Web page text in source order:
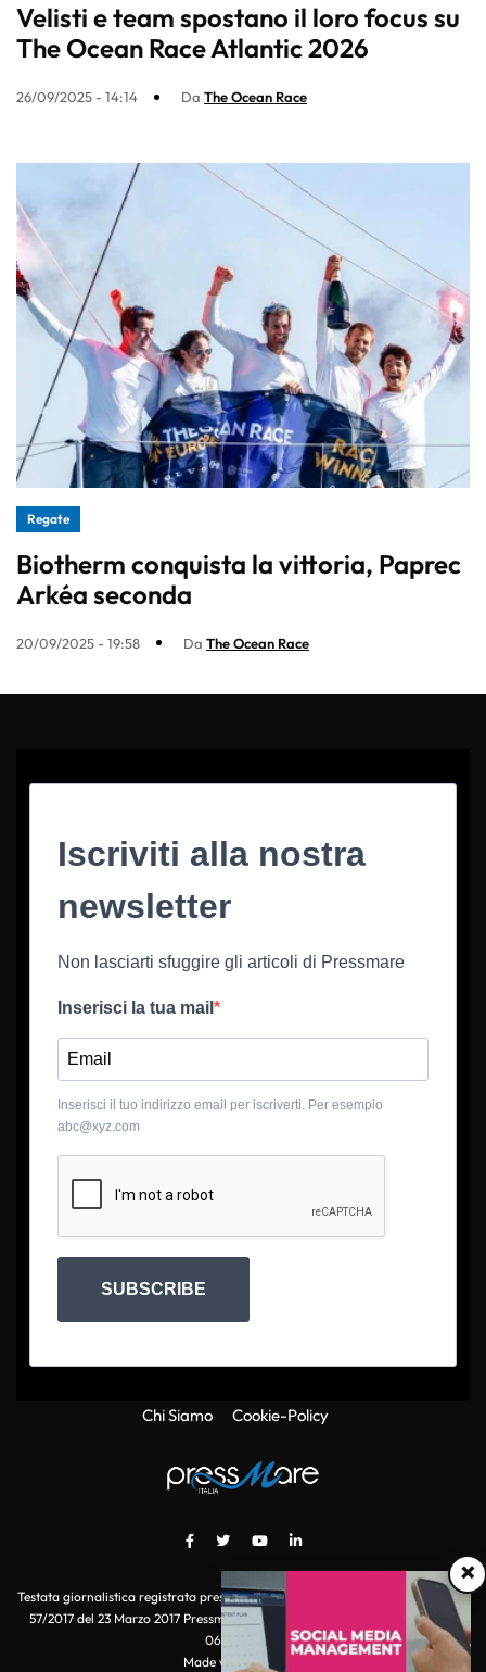
Velisti e team spostano il loro focus su
The Ocean Race Atlantic 2026
26/09/2025 - 14:14 Da The Ocean Race
Regate
Biotherm conquista la vittoria, Paprec
Arkéa seconda
20/09/2025 - 19:58 Da The Ocean Race
×
Iscriviti alla nostra
newsletter
Non lasciarti sfuggire gli articoli di Pressmare
Inserisci la tua mail
Inserisci il tuo indirizzo email per iscriverti. Per esempio
abc@xyz.com
SUBSCRIBE
Chi Siamo Cookie-Policy
Testata giornalistica registrata presso il Tribunale di Roma con autorizzazione
57/2017 del 23 Marzo 2017 Pressmare.it è un marchio di S.P.E.N. Srl - P.IVA
06511641000
Made with
by POI